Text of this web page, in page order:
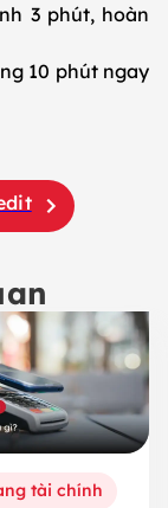
3 phút, hoàn
10 phút ngay
tài chính